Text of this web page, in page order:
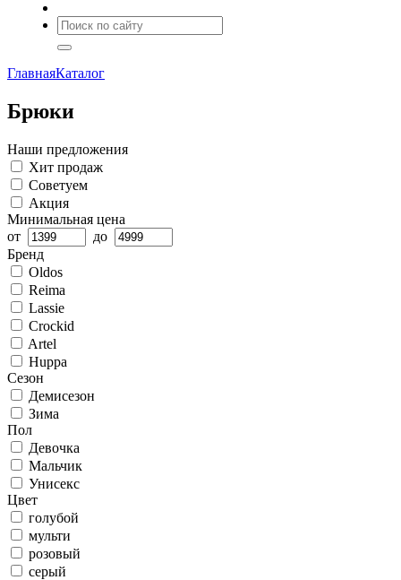
ГлавнаяКаталог
Брюки
Наши предложения
Хит продаж
Советуем
Акция
Минимальная цена
от
до
Бренд
Oldos
Reima
Lassie
Crockid
Artel
Huppa
Сезон
Демисезон
Зима
Пол
Девочка
Мальчик
Унисекс
Цвет
голубой
мульти
розовый
серый